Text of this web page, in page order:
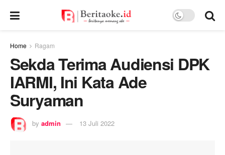
Home Ragam
Sekda Terima Audiensi DPK
IARMI, Ini Kata Ade
Suryaman
by admin 13 Juli 2022